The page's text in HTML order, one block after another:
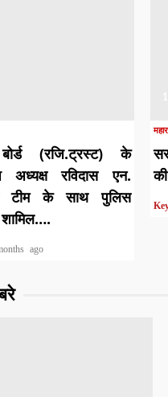
(रजि.ट्रस्ट) के
अध्यक्ष रविदास एन.
टीम के साथ पुलिस
ago